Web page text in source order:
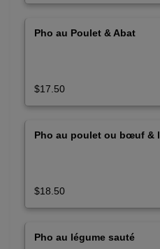
Pho au Poulet & Abat
$17.50
Pho au poulet ou bœuf &
$18.50
Pho au légume sauté